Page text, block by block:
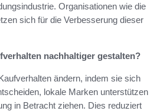
Organisationen wie die
sich für die Verbesserung dieser
nachhaltiger gestalten?
ändern, indem sie sich
lokale Marken unterstützen
in Betracht ziehen. Dies reduziert